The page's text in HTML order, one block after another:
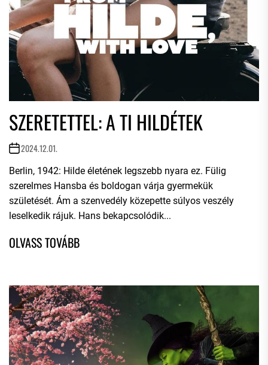
SZERETETTEL: A TI HILDÉTEK
2024.12.01.
Berlin, 1942: Hilde életének legszebb nyara ez. Fülig
szerelmes Hansba és boldogan várja gyermekük
születését. Ám a szenvedély közepette súlyos veszély
leselkedik rájuk. Hans bekapcsolódik...